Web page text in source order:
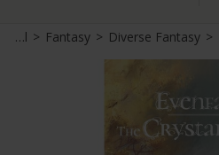
Brettspill> Fantasy> Diverse Fantasy>